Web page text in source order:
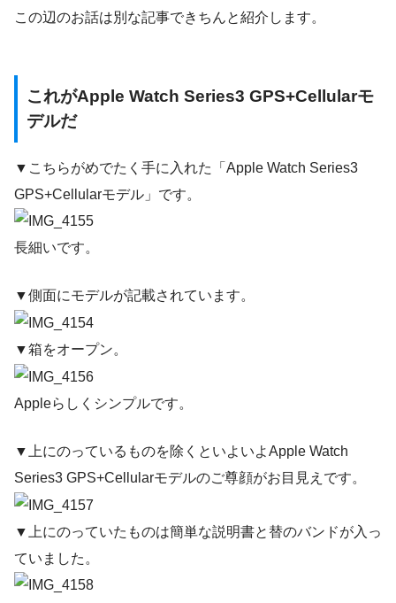
この辺のお話は別な記事できちんと紹介します。
これがApple Watch Series3 GPS+Cellularモ
デルだ
▼こちらがめでたく手に入れた「Apple Watch Series3
GPS+Cellularモデル」です。
長細いです。
▼側面にモデルが記載されています。
▼箱をオープン。
Appleらしくシンプルです。
▼上にのっているものを除くといよいよApple Watch
Series3 GPS+Cellularモデルのご尊顔がお目見えです。
▼上にのっていたものは簡単な説明書と替のバンドが入っ
ていました。